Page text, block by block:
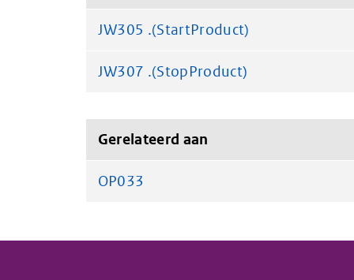
JW305 .(StartProduct)
JW307 .(StopProduct)
Gerelateerd aan
OP033